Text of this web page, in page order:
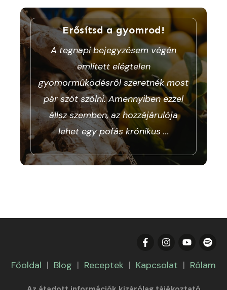
Erősítsd a gyomrod!
A tegnapi bejegyzésem végén
említett elégtelen
gyomorműködésről szeretnék most
pár szót szólni. Amennyiben ezzel
állsz szemben, az hozzájárulója
lehet egy pofás krónikus ...
Főoldal | Blog | Receptek | Kapcsolat | Rólam